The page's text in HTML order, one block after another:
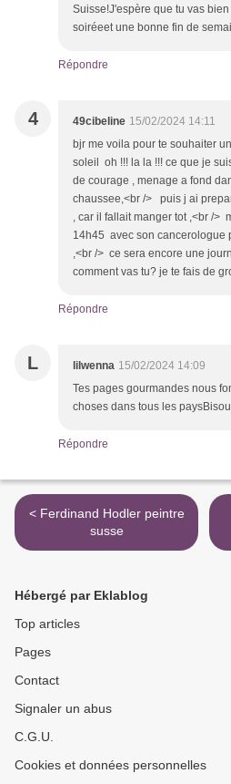
Suisse!J'espère que tu vas
soiréeet une bonne fin de
Répondre
4 49cibeline 15/02/2024 14:11
bjr me voila pour te souhaiter
soleil oh !!! la la !!! ce que je
de courage , menage a fond
chaussee,<br /> puis j ai
, car il fallait manger tot ,<br />
14h45 avec son cancerologue
,<br /> ce sera encore une
comment vas tu? je te fais de
Répondre
L lilwenna 15/02/2024 14:09
Tes pages gourmandes nous
choses dans tous les
Répondre
< Ferdinand Hodler peintre
susse
Hébergé par Eklablog
Top articles
Pages
Contact
Signaler un abus
C.G.U.
Cookies et données personnelles